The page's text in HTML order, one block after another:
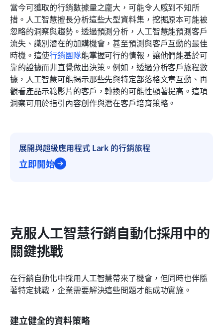
當今可獲取的行銷數據量之龐大，可能令人感到不知所
措。人工智慧擅長分析這些大型資料集，挖掘原本可能被
忽略的洞察與趨勢。透過預測分析，人工智慧能預測客戶
流失、識別潛在的加購機會，甚至預測與客戶互動的最佳
時機。這使行銷團隊能掌握可行的情報，讓他們能基於可
靠的證據而非直覺做出決策。例如，透過分析客戶旅程數
據，人工智慧可能揭示那些先與特定部落格文章互動、再
觀看產品示範影片的客戶，轉換的可能性顯著提高。這項
洞察可用於指引內容創作與潛在客戶培育策略。
展開與超級應用程式 Lark 的行銷旅程
立即開始
克服人工智慧行銷自動化採用中的
關鍵挑戰
在行銷自動化中採用人工智慧帶來了機會，但同時也伴隨
著特定挑戰，企業需要解決這些問題才能成功實施。
建立健全的資料策略